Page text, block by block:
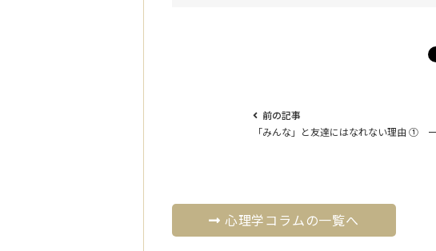
前の記事
「みんな」と友達にはなれない理由 ①
心理学コラムの一覧へ